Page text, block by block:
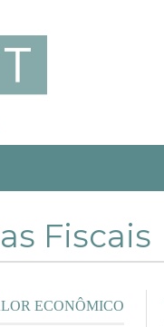
Fiscais
ECONÔMICO